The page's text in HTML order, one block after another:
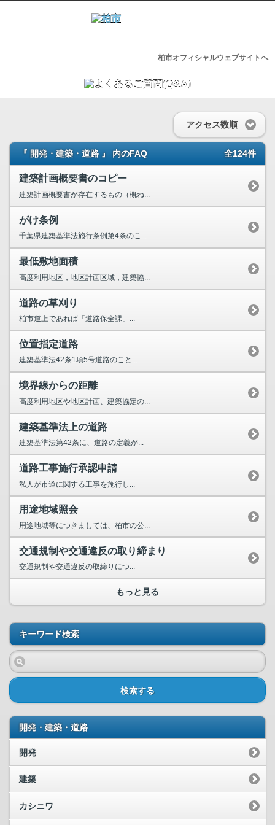
柏市オフィシャルウェブサイトへ
アクセス数順
『 開発・建築・道路 』 内のFAQ 全124件
建築計画概要書のコピー
建築計画概要書が存在するもの（概ね...
がけ条例
千葉県建築基準法施行条例第4条のこ...
最低敷地面積
高度利用地区，地区計画区域，建築協...
道路の草刈り
柏市道上であれば「道路保全課」...
位置指定道路
建築基準法42条1項5号道路のこと...
境界線からの距離
高度利用地区や地区計画、建築協定の...
建築基準法上の道路
建築基準法第42条に、道路の定義が...
道路工事施行承認申請
私人が市道に関する工事を施行し...
用途地域照会
用途地域等につきましては、柏市の公...
交通規制や交通違反の取り締まり
交通規制や交通違反の取締りにつ...
もっと見る
キーワード検索
検索する
開発・建築・道路
開発
建築
カシニワ